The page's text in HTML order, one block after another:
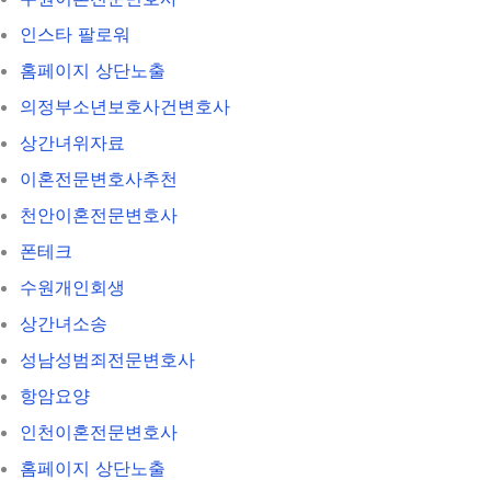
인스타 팔로워
홈페이지 상단노출
의정부소년보호사건변호사
상간녀위자료
이혼전문변호사추천
천안이혼전문변호사
폰테크
수원개인회생
상간녀소송
성남성범죄전문변호사
항암요양
인천이혼전문변호사
홈페이지 상단노출